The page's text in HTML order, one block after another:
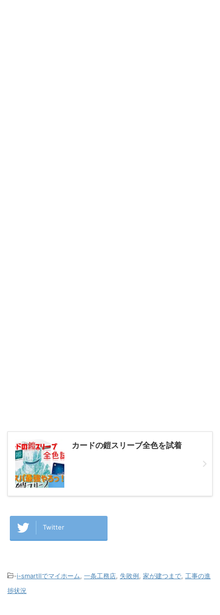
カードの鎧スリーブ全色を試着
Twitter
-i-smartⅡでマイホーム 一条工務店 失敗例 家が建つまで 工事の進
捗状況